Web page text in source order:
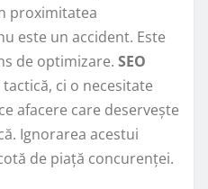
proximitatea
este un accident. Este
de optimizare. SEO
ci o necesitate
afacere care deservește
Ignorarea acestui
de piață concurenței.